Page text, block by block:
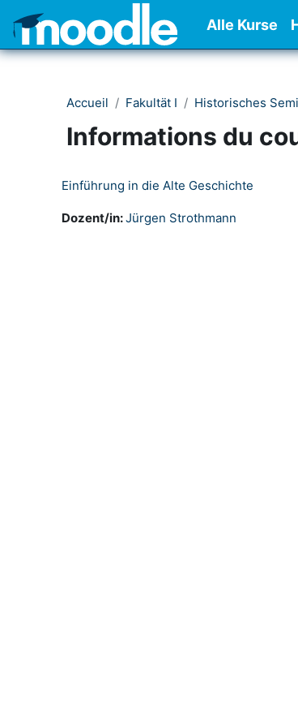
Passer au contenu principal
Alle Kurse
Accueil Fakultät I Historisches
Informations du
Einführung in die Alte Geschichte
Dozent/in:Jürgen Strothmann